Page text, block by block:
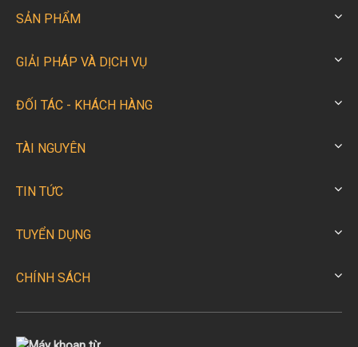
SẢN PHẨM
GIẢI PHÁP VÀ DỊCH VỤ
ĐỐI TÁC - KHÁCH HÀNG
TÀI NGUYÊN
TIN TỨC
TUYỂN DỤNG
CHÍNH SÁCH